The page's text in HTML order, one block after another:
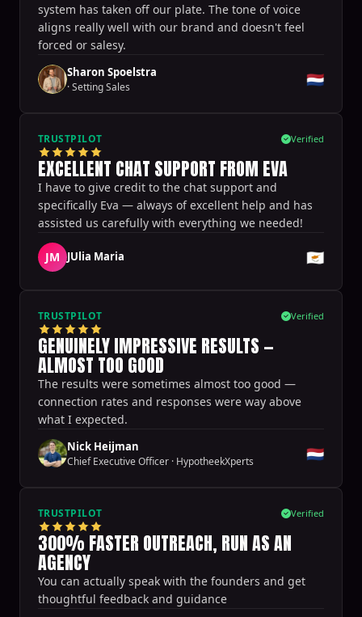
system has taken off our plate. The tone of voice
aligns really well with our brand and doesn't feel
forced or salesy.
Sharon Spoelstra
·Setting Sales 🇳🇱
TRUSTPILOT Verified
EXCELLENT CHAT SUPPORT FROM EVA
I have to give credit to the chat support and
specifically Eva — always of excellent help and has
assisted us carefully with everything we needed!
JM JUlia Maria 🇨🇾
TRUSTPILOT Verified
GENUINELY IMPRESSIVE RESULTS —
ALMOST TOO GOOD
The results were sometimes almost too good —
connection rates and responses were way above
what I expected.
Nick Heijman
Chief Executive Officer · HypotheekXperts 🇳🇱
TRUSTPILOT Verified
300% FASTER OUTREACH, RUN AS AN
AGENCY
You can actually speak with the founders and get
thoughtful feedback and guidance